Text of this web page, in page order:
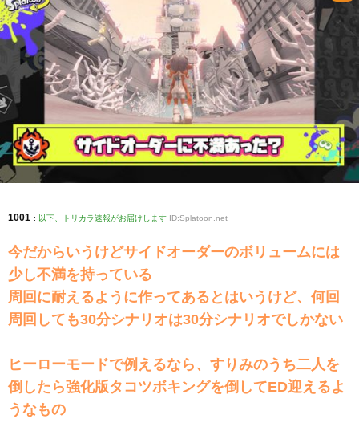
1001 : 以下、トリカラ速報がお届けします ID:Splatoon.net
今だからいうけどサイドオーダーのボリュームには
少し不満を持っている
周回に耐えるように作ってあるとはいうけど、何回
周回しても30分シナリオは30分シナリオでしかない
ヒーローモードで例えるなら、すりみのうち二人を
倒したら強化版タコツボキングを倒してED迎えるよ
うなもの